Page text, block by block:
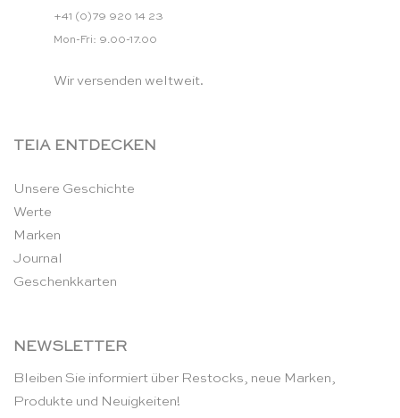
+41 (0)79 920 14 23
Mon-Fri: 9.00-17.00
Wir versenden weltweit.
TEIA ENTDECKEN
Unsere Geschichte
Werte
Marken
Journal
Geschenkkarten
NEWSLETTER
Bleiben Sie informiert über Restocks, neue Marken,
Produkte und Neuigkeiten!